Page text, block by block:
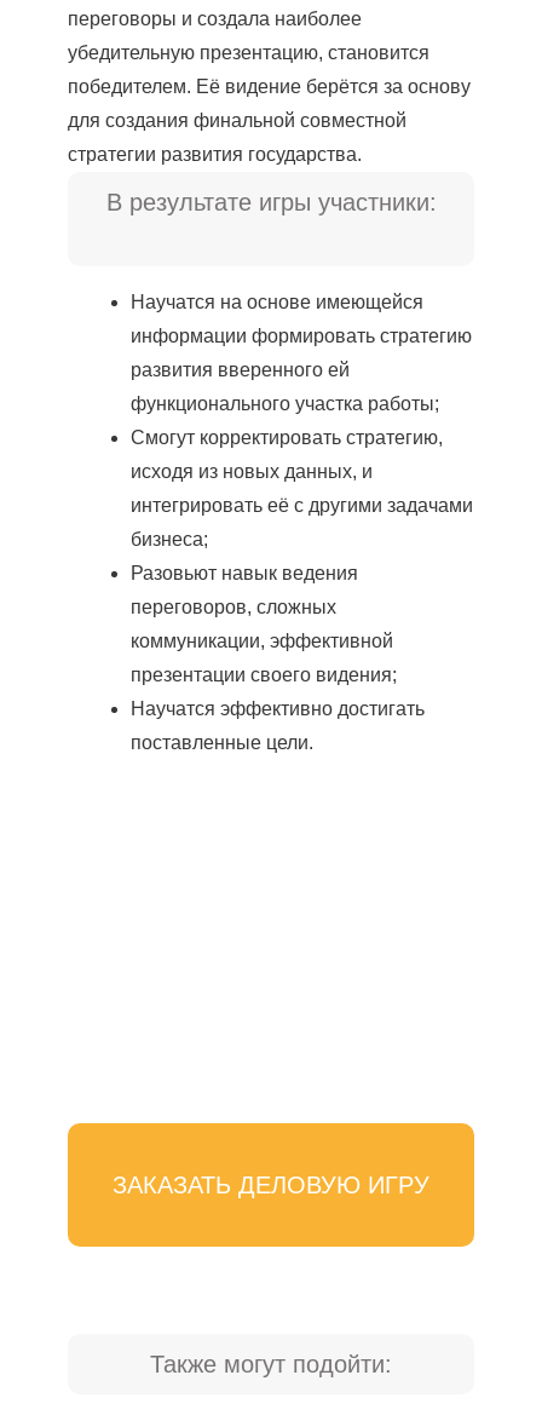
переговоры и создала наиболее
убедительную презентацию, становится
победителем. Её видение берётся за основу
для создания финальной совместной
стратегии развития государства.
В результате игры участники:
Научатся на основе имеющейся
информации формировать стратегию
развития вверенного ей
функционального участка работы;
Смогут корректировать стратегию,
исходя из новых данных, и
интегрировать её с другими задачами
бизнеса;
Разовьют навык ведения
переговоров, сложных
коммуникации, эффективной
презентации своего видения;
Научатся эффективно достигать
поставленные цели.
ЗАКАЗАТЬ ДЕЛОВУЮ ИГРУ
Также могут подойти: